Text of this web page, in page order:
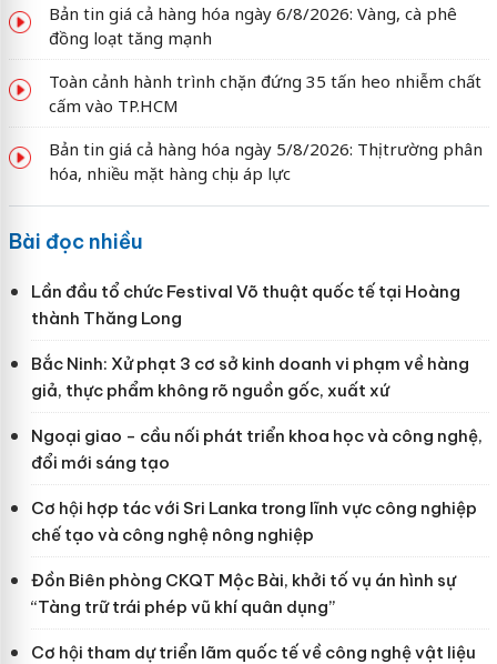
Bản tin giá cả hàng hóa ngày 6/8/2026: Vàng, cà phê
đồng loạt tăng mạnh
Toàn cảnh hành trình chặn đứng 35 tấn heo nhiễm chất
cấm vào TP.HCM
Bản tin giá cả hàng hóa ngày 5/8/2026: Thị trường phân
hóa, nhiều mặt hàng chịu áp lực
Bài đọc nhiều
Lần đầu tổ chức Festival Võ thuật quốc tế tại Hoàng
thành Thăng Long
Bắc Ninh: Xử phạt 3 cơ sở kinh doanh vi phạm về hàng
giả, thực phẩm không rõ nguồn gốc, xuất xứ
Ngoại giao - cầu nối phát triển khoa học và công nghệ,
đổi mới sáng tạo
Cơ hội hợp tác với Sri Lanka trong lĩnh vực công nghiệp
chế tạo và công nghệ nông nghiệp
Đồn Biên phòng CKQT Mộc Bài, khởi tố vụ án hình sự
“Tàng trữ trái phép vũ khí quân dụng”
Cơ hội tham dự triển lãm quốc tế về công nghệ vật liệu